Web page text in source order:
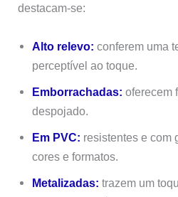
destacam-se:
Alto relevo: conferem uma
perceptível ao toque.
Emborrachadas: oferecem
despojado.
Em PVC: resistentes e com
cores e formatos.
Metalizadas: trazem um